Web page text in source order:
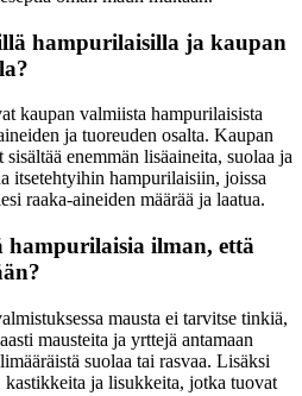
hampurilaisilla ja kaupan
kaupan valmiista hampurilaisista
ja tuoreuden osalta. Kaupan
enemmän lisäaineita, suolaa ja
itsetehtyihin hampurilaisiin, joissa
raaka-aineiden määrää ja laatua.
hampurilaisia ilman, että
mausta ei tarvitse tinkiä,
mausteita ja yrttejä antamaan
suolaa tai rasvaa. Lisäksi
ja lisukkeita, jotka tuovat